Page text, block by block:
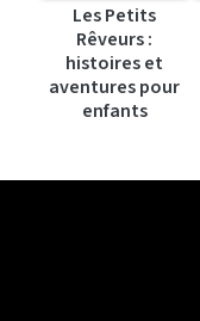
Les Petits
Rêveurs :
histoires et
aventures pour
enfants